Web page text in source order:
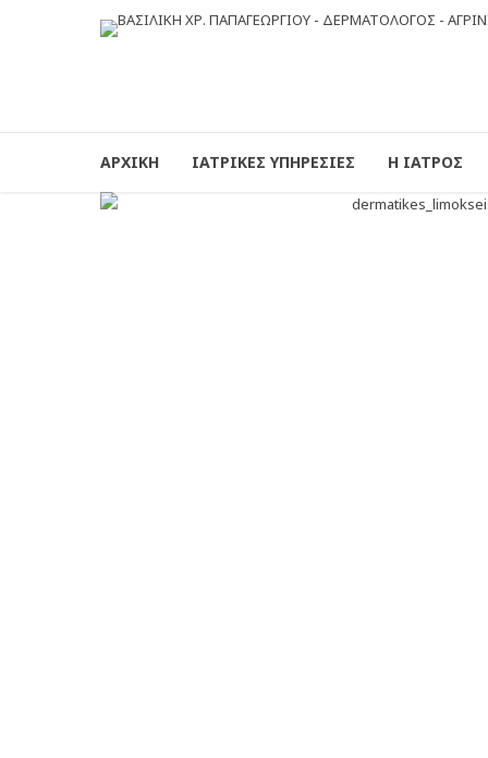
ΑΡΧΙΚΗ ΙΑΤΡΙΚΕΣ ΥΠΗΡΕΣΙΕΣ Η ΙΑΤΡΟΣ